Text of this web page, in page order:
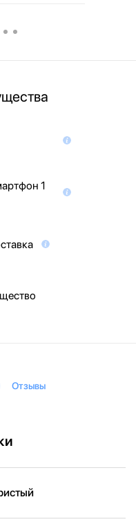
1
Отзывы